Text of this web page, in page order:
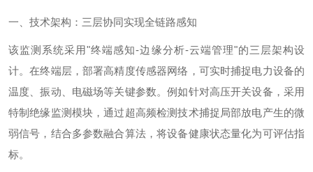
一、技术架构：三层协同实现全链路感知
该监测系统采用"终端感知-边缘分析-云端管理"的三层架构设
计。在终端层，部署高精度传感器网络，可实时捕捉电力设备的
温度、振动、电磁场等关键参数。例如针对高压开关设备，采用
特制绝缘监测模块，通过超高频检测技术捕捉局部放电产生的微
弱信号，结合多参数融合算法，将设备健康状态量化为可评估指
标。